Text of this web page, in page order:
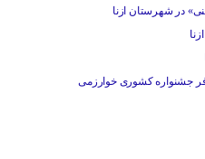
در شهرستان ازنا
جشنواره کشوری خوارزمی